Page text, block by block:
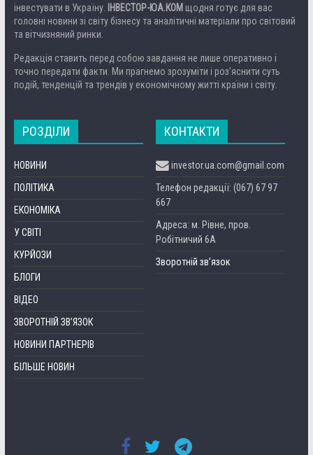
інвестувати в Україну.
ІНВЕСТОР-ЮА.КОМ щодня готує для вас
головні новини зі світу бізнесу та аналітичні матеріали про світовий
та вітчизняний ринки.
Редакція ставить перед собою завдання не лише оперативно і
точно передати факти. Ми прагнемо зрозуміти і роз’яснити суть
подій, тенденцій та трендів у економічному житті країни і світу.
РОЗДІЛИ
НОВИНИ
ПОЛІТИКА
ЕКОНОМІКА
У СВІТІ
КУРЙОЗИ
БЛОГИ
ВІДЕО
ЗВОРОТНІЙ ЗВ’ЯЗОК
НОВИНИ ПАРТНЕРІВ
БІЛЬШЕ НОВИН
КОНТАКТИ
investor.ua.com@gmail.com
Телефон редакції: (067) 67 97
667
Адреса: м. Рівне, пров.
Робітничий 6А
Зворотній зв’язок